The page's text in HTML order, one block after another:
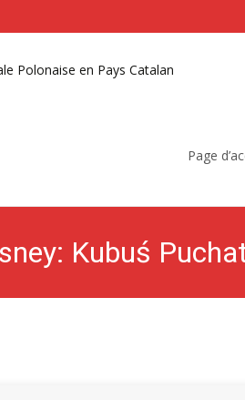
Page